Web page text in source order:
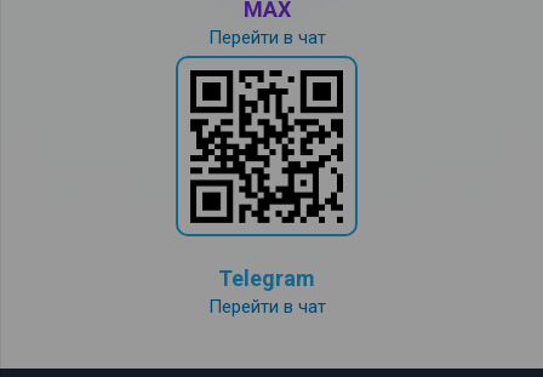
MAX
Перейти в чат
Telegram
Перейти в чат